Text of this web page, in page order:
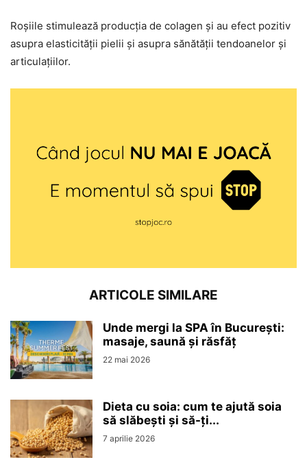
Roșiile stimulează producția de colagen și au efect pozitiv
asupra elasticității pielii și asupra sănătății tendoanelor și
articulațiilor.
ARTICOLE SIMILARE
Unde mergi la SPA în București:
masaje, saună și răsfăț
22 mai 2026
Dieta cu soia: cum te ajută soia
să slăbești și să-ți...
7 aprilie 2026